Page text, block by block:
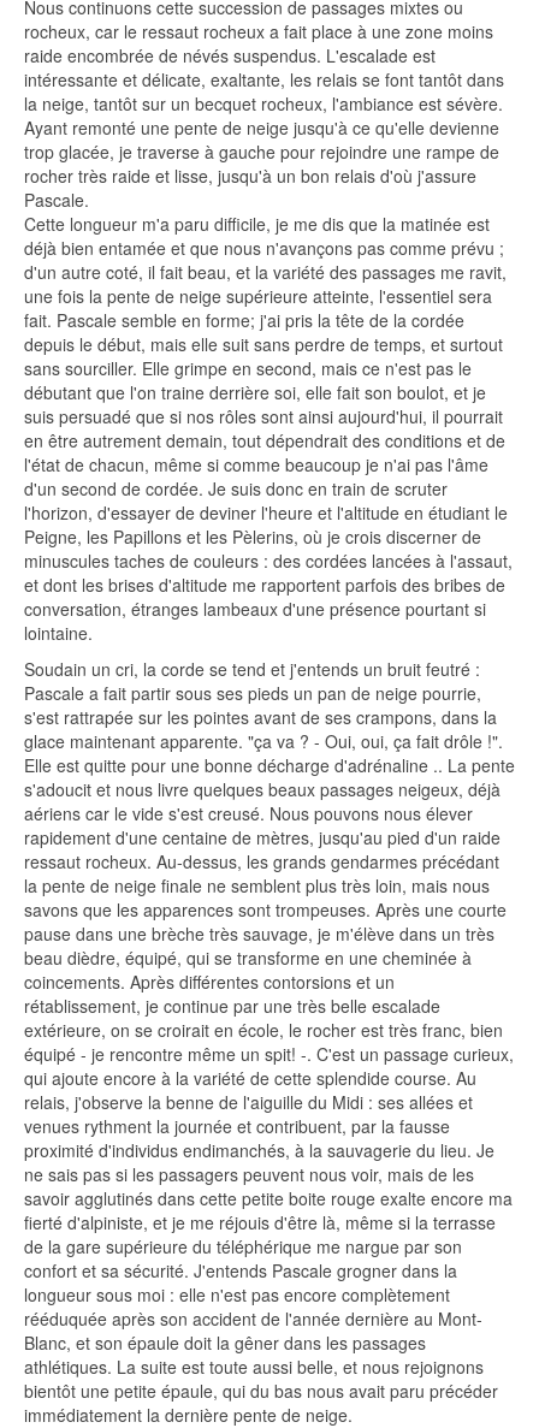
Nous continuons cette succession de passages mixtes ou
rocheux, car le ressaut rocheux a fait place à une zone moins
raide encombrée de névés suspendus. L'escalade est
intéressante et délicate, exaltante, les relais se font tantôt dans
la neige, tantôt sur un becquet rocheux, l'ambiance est sévère.
Ayant remonté une pente de neige jusqu'à ce qu'elle devienne
trop glacée, je traverse à gauche pour rejoindre une rampe de
rocher très raide et lisse, jusqu'à un bon relais d'où j'assure
Pascale.
Cette longueur m'a paru difficile, je me dis que la matinée est
déjà bien entamée et que nous n'avançons pas comme prévu ;
d'un autre coté, il fait beau, et la variété des passages me ravit,
une fois la pente de neige supérieure atteinte, l'essentiel sera
fait. Pascale semble en forme; j'ai pris la tête de la cordée
depuis le début, mais elle suit sans perdre de temps, et surtout
sans sourciller. Elle grimpe en second, mais ce n'est pas le
débutant que l'on traine derrière soi, elle fait son boulot, et je
suis persuadé que si nos rôles sont ainsi aujourd'hui, il pourrait
en être autrement demain, tout dépendrait des conditions et de
l'état de chacun, même si comme beaucoup je n'ai pas l'âme
d'un second de cordée. Je suis donc en train de scruter
l'horizon, d'essayer de deviner l'heure et l'altitude en étudiant le
Peigne, les Papillons et les Pèlerins, où je crois discerner de
minuscules taches de couleurs : des cordées lancées à l'assaut,
et dont les brises d'altitude me rapportent parfois des bribes de
conversation, étranges lambeaux d'une présence pourtant si
lointaine.
Soudain un cri, la corde se tend et j'entends un bruit feutré :
Pascale a fait partir sous ses pieds un pan de neige pourrie,
s'est rattrapée sur les pointes avant de ses crampons, dans la
glace maintenant apparente. "ça va ? - Oui, oui, ça fait drôle !".
Elle est quitte pour une bonne décharge d'adrénaline .. La pente
s'adoucit et nous livre quelques beaux passages neigeux, déjà
aériens car le vide s'est creusé. Nous pouvons nous élever
rapidement d'une centaine de mètres, jusqu'au pied d'un raide
ressaut rocheux. Au-dessus, les grands gendarmes précédant
la pente de neige finale ne semblent plus très loin, mais nous
savons que les apparences sont trompeuses. Après une courte
pause dans une brèche très sauvage, je m'élève dans un très
beau dièdre, équipé, qui se transforme en une cheminée à
coincements. Après différentes contorsions et un
rétablissement, je continue par une très belle escalade
extérieure, on se croirait en école, le rocher est très franc, bien
équipé - je rencontre même un spit! -. C'est un passage curieux,
qui ajoute encore à la variété de cette splendide course. Au
relais, j'observe la benne de l'aiguille du Midi : ses allées et
venues rythment la journée et contribuent, par la fausse
proximité d'individus endimanchés, à la sauvagerie du lieu. Je
ne sais pas si les passagers peuvent nous voir, mais de les
savoir agglutinés dans cette petite boite rouge exalte encore ma
fierté d'alpiniste, et je me réjouis d'être là, même si la terrasse
de la gare supérieure du téléphérique me nargue par son
confort et sa sécurité. J'entends Pascale grogner dans la
longueur sous moi : elle n'est pas encore complètement
rééduquée après son accident de l'année dernière au Mont-
Blanc, et son épaule doit la gêner dans les passages
athlétiques. La suite est toute aussi belle, et nous rejoignons
bientôt une petite épaule, qui du bas nous avait paru précéder
immédiatement la dernière pente de neige.